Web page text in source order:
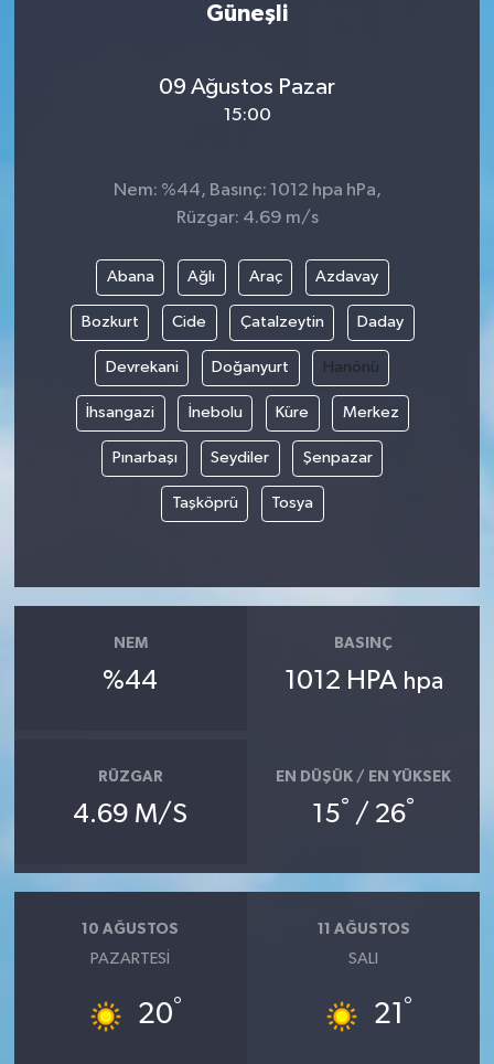
Güneşli
09 Ağustos Pazar
15:00
Nem: %44, Basınç: 1012 hpa hPa,
Rüzgar: 4.69 m/s
Abana Ağlı Araç Azdavay
Bozkurt Cide Çatalzeytin Daday
Devrekani Doğanyurt Hanönü
İhsangazi İnebolu Küre Merkez
Pınarbaşı Seydiler Şenpazar
Taşköprü Tosya
NEM
%44
BASINÇ
1012 HPA hpa
RÜZGAR
4.69 M/S
EN DÜŞÜK / EN YÜKSEK
15° / 26°
10 AĞUSTOS
PAZARTESI
20°
11 AĞUSTOS
SALI
21 °